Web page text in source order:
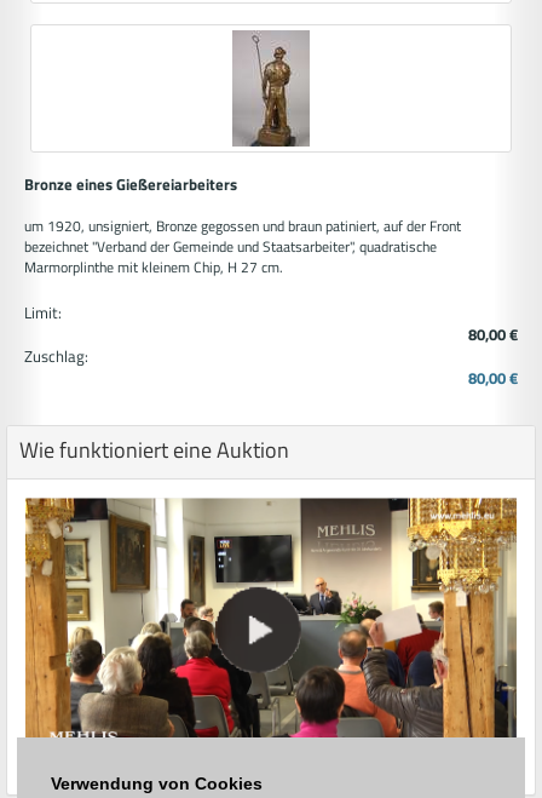
Verwendung von Cookies
Bronze eines Gießereiarbeiters
um 1920, unsigniert, Bronze gegossen und braun patiniert, auf der Front
bezeichnet "Verband der Gemeinde und Staatsarbeiter", quadratische
Marmorplinthe mit kleinem Chip, H 27 cm.
Limit:
80,00 €
Zuschlag:
80,00 €
Wie funktioniert eine Auktion